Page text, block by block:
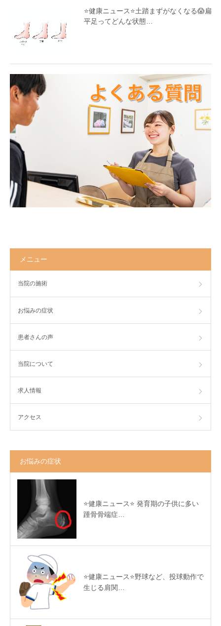
⭐️健康ニュース⭐️土踏まずがなくなる😱扁
平足ってどんな状態…
メニュー
当院の施術
お悩みの症状
患者さんの声
当院について
求人情報
アクセス
お悩みの症状
⭐️健康ニュース⭐️ 発育期の子供に多い
踵骨骨端症…
⭐️健康ニュース⭐️野球など、投球動作で
生じる肩関…